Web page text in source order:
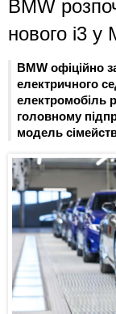
BMW
нового i3 у
BMW офіційно
електричного
електромобіль
головному
модель